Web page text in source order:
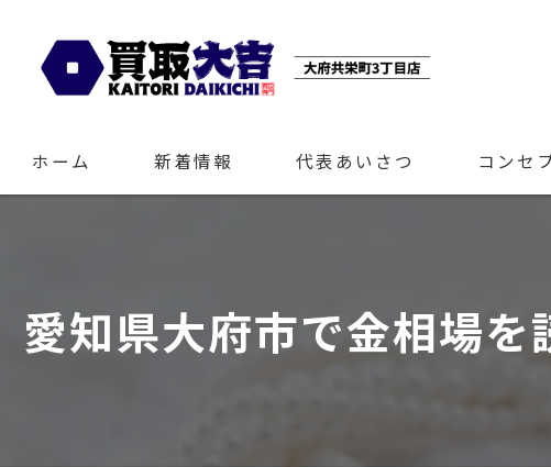
ホーム 新着情報 代表あいさつ コンセ
愛知県大府市で金相場